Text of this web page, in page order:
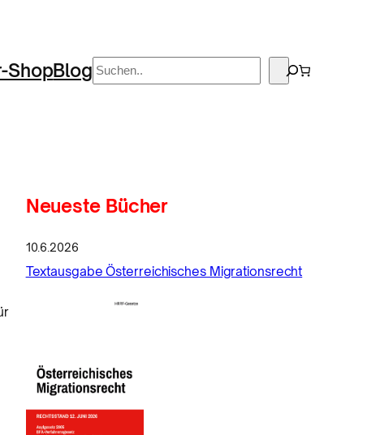
ShopBlog Suchen
Neueste Bücher
10.6.2026
Textausgabe Österreichisches Migrationsrecht